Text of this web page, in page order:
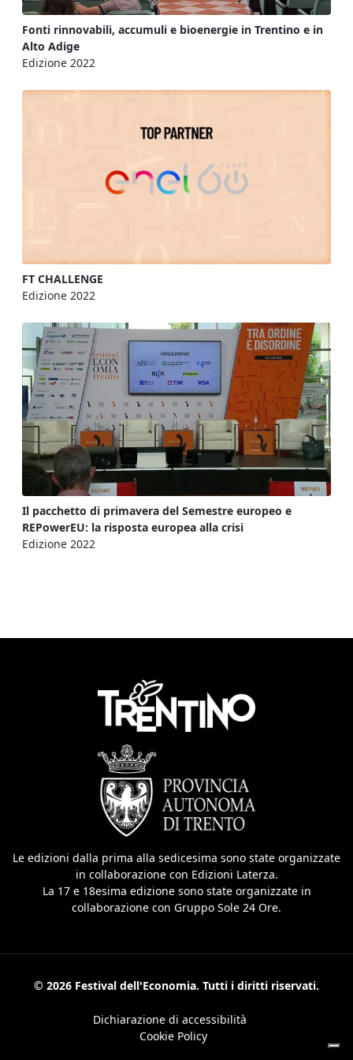
Fonti rinnovabili, accumuli e bioenergie in Trentino e in
Alto Adige
Edizione 2022
FT CHALLENGE
Edizione 2022
Il pacchetto di primavera del Semestre europeo e
REPowerEU: la risposta europea alla crisi
Edizione 2022
Le edizioni dalla prima alla sedicesima sono state organizzate
in collaborazione con Edizioni Laterza.
La 17 e 18esima edizione sono state organizzate in
collaborazione con Gruppo Sole 24 Ore.
© 2026 Festival dell'Economia. Tutti i diritti riservati.
Dichiarazione di accessibilità
Cookie Policy